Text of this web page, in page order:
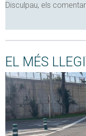
Disculpau, els
EL MÉS